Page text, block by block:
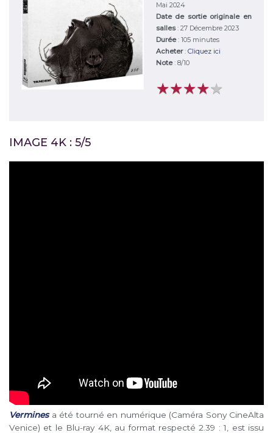
Mai 2024
Date de sortie originale en
salles: 27 Décembre 2023
Durée: 105 minutes
Acheter: Cliquez ici
Note: 8/10
★★★★★
★★★★★
IMAGE 4K : 5/5
Verminesa été tourné en numérique (Caméra Sony CineAlta
Venice) et le Blu-ray 4K, au format respecté 2.39 : 1, est issu